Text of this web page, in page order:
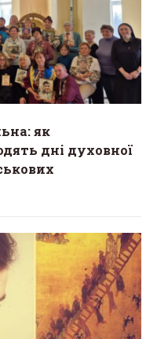
як
дні духовної